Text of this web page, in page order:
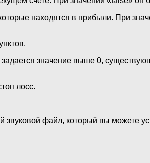
находятся в прибыли. При
значение выше 0,
лосс.
файл, который вы можете